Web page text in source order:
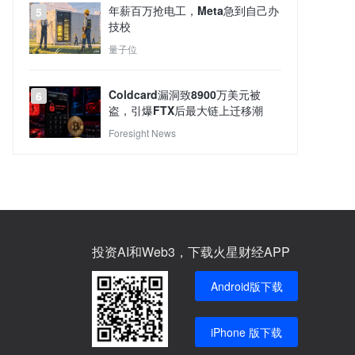
5
年薪百万抢电工，Meta急到自己办
技校
量子位
6
Coldcard漏洞致8900万美元被
盗，引爆FTX后最大链上迁移潮
Foresight News
投资AI和Web3，下载火星财经APP
Android版下载
iPhone 版下载